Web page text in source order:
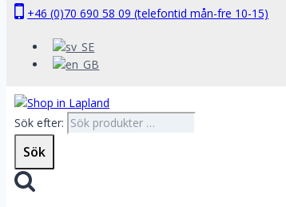
+46 (0)70 690 58 09 (telefontid mån-fre 10-15)
Sök efter:
Sök